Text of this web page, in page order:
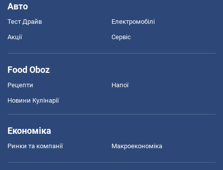
Авто
Тест Драйв Електромобілі
Акції Сервіс
Food Oboz
Рецепти Напої
Новини Кулінарії
Економіка
Ринки та компанії Макроекономіка